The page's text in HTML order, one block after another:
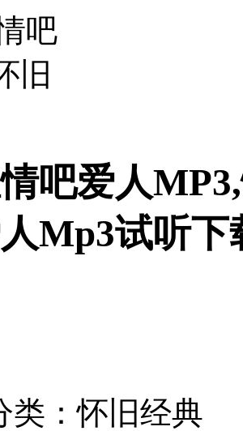
吧爱人
Mp3试听下
类：怀旧经典